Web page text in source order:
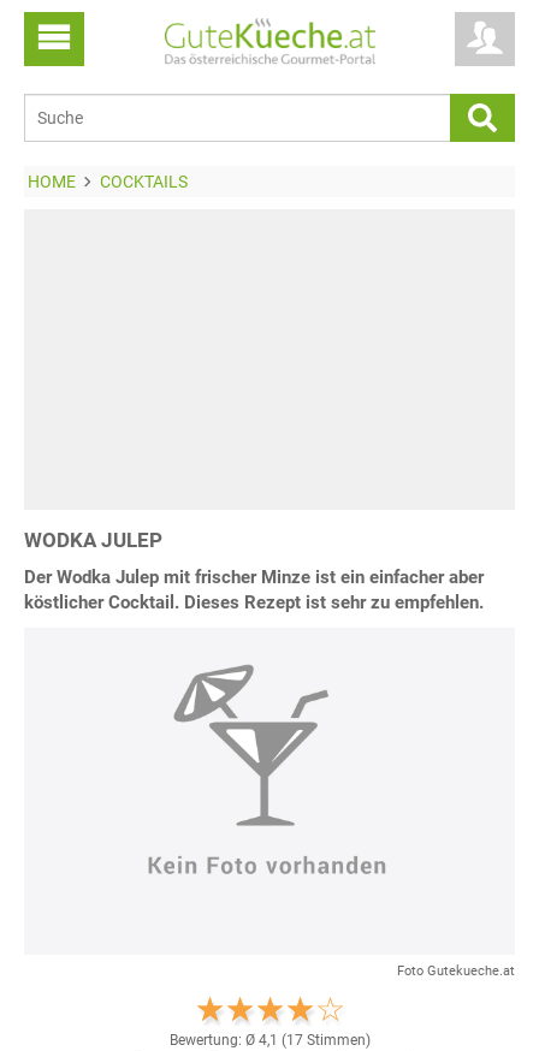
HOME COCKTAILS
WODKA JULEP
Der Wodka Julep mit frischer Minze ist ein einfacher aber
köstlicher Cocktail. Dieses Rezept ist sehr zu empfehlen.
Foto Gutekueche.at
Bewertung: Ø 4,1 (17Stimmen)